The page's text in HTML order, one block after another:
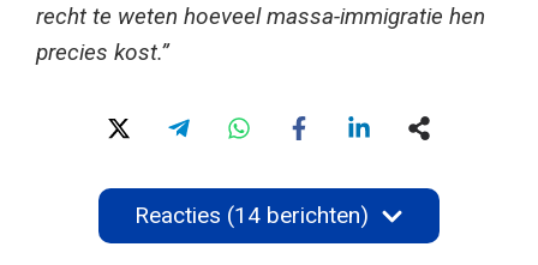
recht te weten hoeveel massa-immigratie hen
precies kost.”
Reacties (14 berichten)